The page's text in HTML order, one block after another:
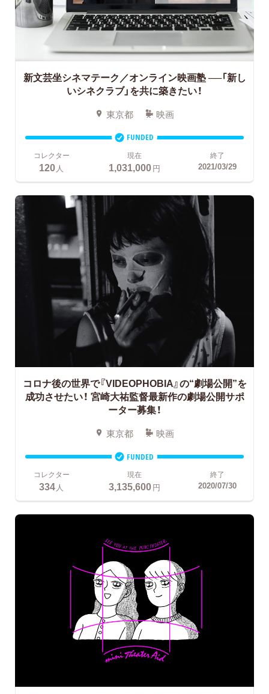
新文芸坐シネマテーク／オンライン映画塾──「新し
いシネクラブ」を共に築きたい！
東京都 映画
FUNDED
コレクター
120 人
現在
1,031,000円
終了
2021/03/29
コロナ後の世界で『VIDEOPHOBIA』の“劇場公開”を
成功させたい！ 宮崎大祐監督最新作の劇場公開サポ
ーター募集！
東京都 映画
FUNDED
コレクター
334人
現在
3,135,600円
終了
2020/07/30